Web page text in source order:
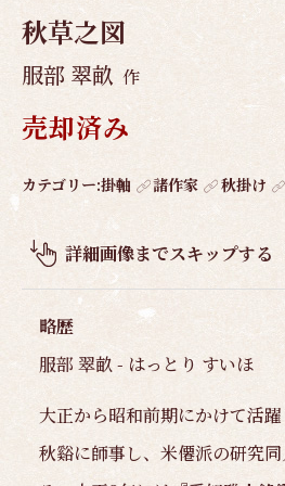
秋草之図
服部 翠畝 作
売却済み
作
概
要
カテゴリー:掛軸 諸作家 秋掛け
詳細画像までスキップする
略歴
服部 翠畝 - はっとり すいほ
大正から昭和前期にかけて活
秋谿に師事し、米僊派の研究